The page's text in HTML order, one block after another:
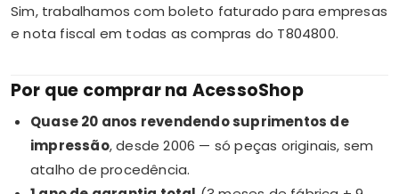
Sim, trabalhamos com boleto faturado para empresas
e nota fiscal em todas as compras do T804800.
Por que comprar na AcessoShop
Quase 20 anos revendendo suprimentos de
impressão, desde 2006 — só peças originais, sem
atalho de procedência.